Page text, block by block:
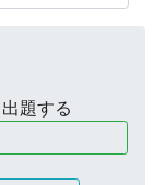
題する